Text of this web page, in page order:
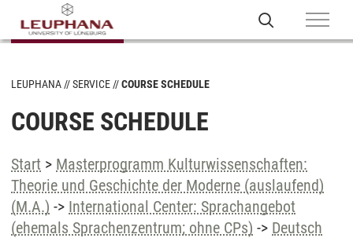
LEUPHANA SERVICE COURSE SCHEDULE
COURSE SCHEDULE
Start > Masterprogramm Kulturwissenschaften:
Theorie und Geschichte der Moderne (auslaufend)
(M.A.) -> International Center: Sprachangebot
(ehemals Sprachenzentrum; ohne CPs) -> Deutsch